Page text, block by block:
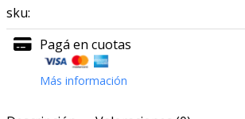
sku:
Pagá en cuotas
Más información